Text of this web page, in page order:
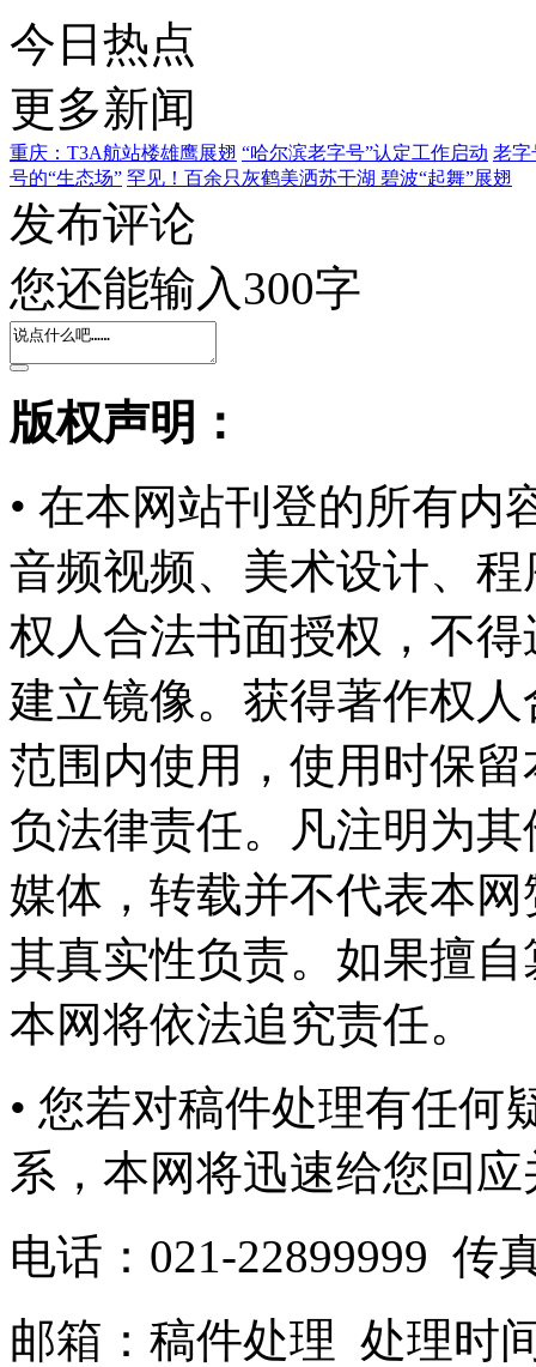
今日热点
更多新闻
重庆：T3A航站楼雄鹰展翅 “哈尔滨老字号”认定工作启动 老字
号的“生态场” 罕见！百余只灰鹤美洒苏干湖 碧波“起舞”展翅
发布评论
您还能输入300字
版权声明：
• 在本网站刊登的所有内
音频视频、美术设计、
权人合法书面授权，不
建立镜像。获得著作权
范围内使用，使用时保
负法律责任。凡注明为
媒体，转载并不代表本
其真实性负责。如果擅
本网将依法追究责任。
• 您若对稿件处理有任何
系，本网将迅速给您回
电话： 021-22899999 传
邮箱： 稿件处理 处理时